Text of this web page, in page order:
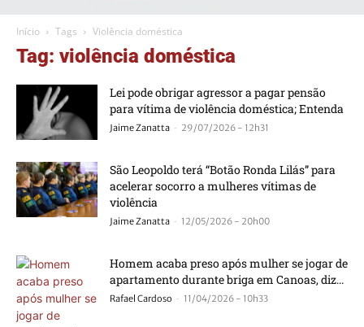
Início Tags Violência doméstica
Tag: violência doméstica
Lei pode obrigar agressor a pagar pensão
para vítima de violência doméstica; Entenda
Jaime Zanatta - 29/07/2026 - 12h31
São Leopoldo terá “Botão Ronda Lilás” para
acelerar socorro a mulheres vítimas de
violência
Jaime Zanatta - 12/05/2026 - 20h00
Homem acaba preso após mulher se jogar de
apartamento durante briga em Canoas, diz...
Rafael Cardoso - 11/04/2026 - 10h33